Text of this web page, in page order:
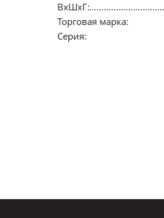
ВхШхГ:
Торговая марка:
Серия: